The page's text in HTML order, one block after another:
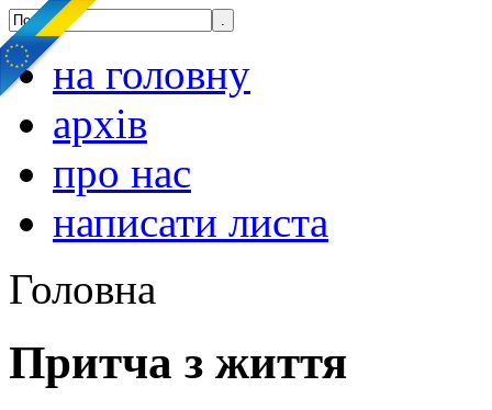
на головну
архів
про нас
написати листа
Головна
Притча з життя